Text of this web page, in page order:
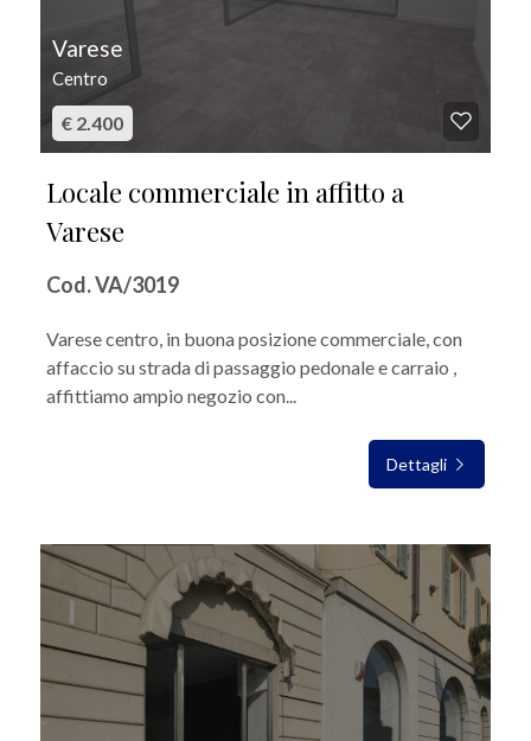
Varese
Centro
€ 2.400
Locale commerciale in affitto a
Varese
Cod. VA/3019
Varese centro, in buona posizione commerciale, con
affaccio su strada di passaggio pedonale e carraio ,
affittiamo ampio negozio con...
Dettagli